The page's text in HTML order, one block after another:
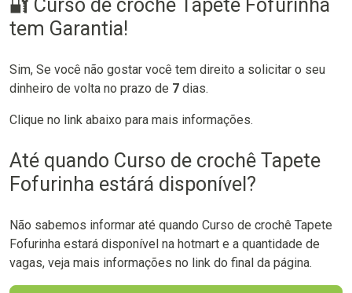
🔐 Curso de crochê Tapete Fofurinha
tem Garantia!
Sim, Se você não gostar você tem direito a solicitar o seu
dinheiro de volta no prazo de 7 dias.
Clique no link abaixo para mais informações.
Até quando Curso de crochê Tapete
Fofurinha estárá disponível?
Não sabemos informar até quando Curso de crochê Tapete
Fofurinha estará disponível na hotmart e a quantidade de
vagas, veja mais informações no link do final da página.